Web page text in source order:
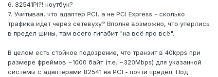
6. 82541PI?! ноутбук?
7. Учитывая, что адаптер PCI, а не PCI Express - сколько
трафика идёт через сетевуху? Вполне возможно, что упёрлись
в предел шины, там всего гигабит "на всё про всё".
В целом есть стойкое подозрение, что транзит в 40kpps при
размере фреймов ~1000 байт (т.е. ~320Mbps) для указанной
системы с адаптерами 82541 на PCI - почти предел. Под